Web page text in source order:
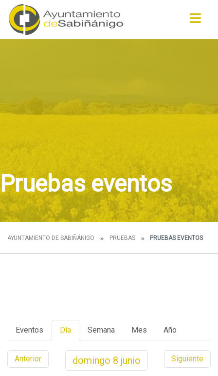
Pruebas eventos
AYUNTAMIENTO DE SABIÑÁNIGO PRUEBAS PRUEBAS EVENTOS
Eventos Día Semana Mes Año
Anterior domingo 8 junio Siguiente